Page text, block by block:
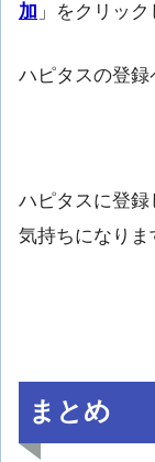
加 」をクリック
ハピタスの登録
ハピタスに登
気持ちになりま
まとめ